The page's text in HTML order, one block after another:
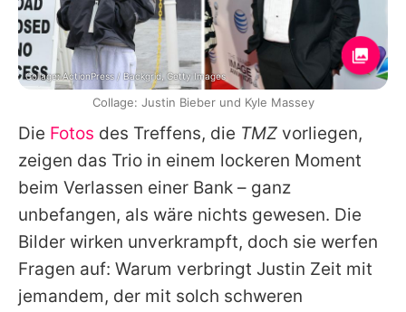
Die Fotos des Treffens, die TMZ vorliegen,
zeigen das Trio in einem lockeren Moment
beim Verlassen einer Bank – ganz
unbefangen, als wäre nichts gewesen. Die
Bilder wirken unverkrampft, doch sie werfen
Fragen auf: Warum verbringt Justin Zeit mit
jemandem, der mit solch schweren
Collage: ActionPress / Backgrid, Getty Images
Collage: Justin Bieber und Kyle Massey